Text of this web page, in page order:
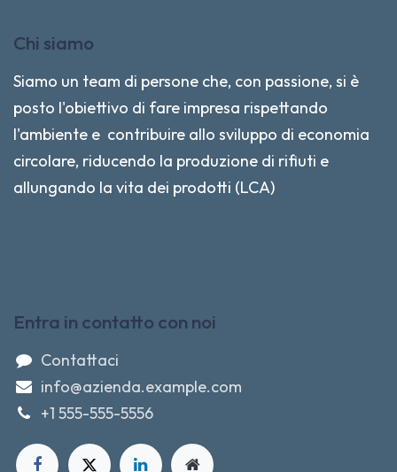
Chi siamo
Siamo un team di persone che, con passione, si è
posto l'obiettivo di fare impresa rispettando
l'ambiente e contribuire allo sviluppo di economia
circolare, riducendo la produzione di rifiuti e
allungando la vita dei prodotti (LCA)
Entra in contatto con noi
Contattaci
info@azienda.example.com
+1 555-555-5556